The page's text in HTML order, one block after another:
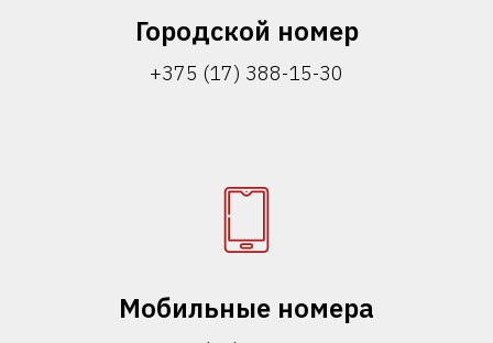
Городской номер
+375 (17) 388-15-30
Мобильные номера